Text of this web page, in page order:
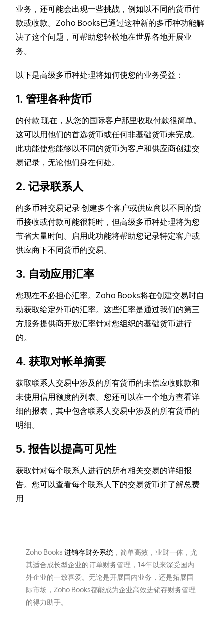
业务，还可能会出现一些挑战，例如以不同的货币付
款或收款。Zoho Books已通过这种新的多币种功能解
决了这个问题，可帮助您轻松地在世界各地开展业
务。
以下是高级多币种处理将如何使您的业务受益：
1. 管理各种货币
的付款 现在，从您的国际客户那里收取付款很简单。
这可以用他们的首选货币或任何非基础货币来完成。
此功能使您能够以不同的货币为客户和供应商创建交
易记录，无论他们身在何处。
2. 记录联系人
的多币种交易记录 创建多个客户或供应商以不同的货
币接收或付款可能很耗时，但高级多币种处理将为您
节省大量时间。启用此功能将帮助您记录特定客户或
供应商下不同货币的交易。
3. 自动应用汇率
您现在不必担心汇率。Zoho Books将在创建交易时自
动获取给定外币的汇率。这些汇率是通过我们的第三
方服务提供商开放汇率针对您组织的基础货币进行
的。
4. 获取对帐单摘要
获取联系人交易中涉及的所有货币的未偿应收账款和
未使用信用额度的列表。您还可以在一个地方查看详
细的报表，其中包含联系人交易中涉及的所有货币的
明细。
5. 报告以提高可见性
获取针对每个联系人进行的所有相关交易的详细报
告。您可以查看每个联系人下的交易货币并了解总费
用
Zoho Books 进销存财务系统，简单高效，业财一体，尤
其适合成长型企业的订单财务管理，14年以来深受国内
外企业的一致喜爱。无论是开展国内业务，还是拓展国
际市场，Zoho Books都能成为企业高效进销存财务管理
的得力助手。